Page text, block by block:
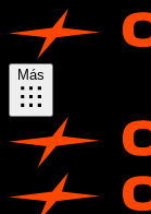
Más